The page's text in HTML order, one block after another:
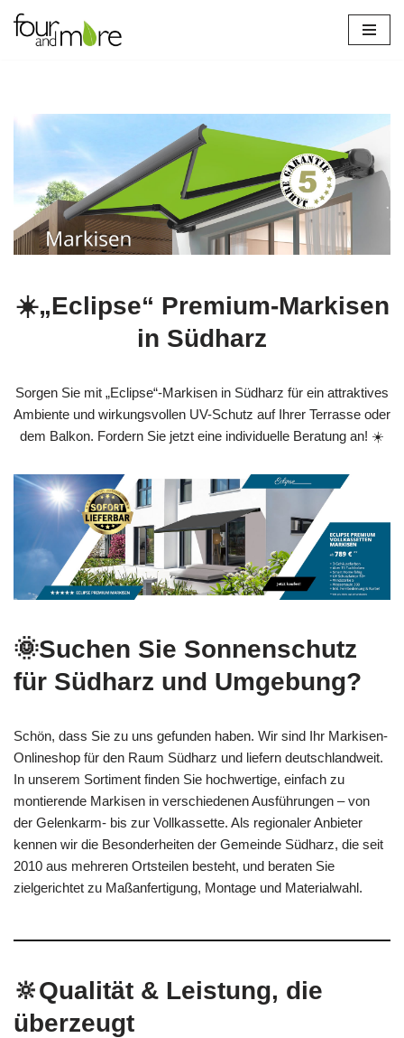
Zum
☀️„Eclipse“ Premium-Markisen
in Südharz
Sorgen Sie mit „Eclipse“-Markisen in Südharz für ein attraktives
Ambiente und wirkungsvollen UV-Schutz auf Ihrer Terrasse oder
dem Balkon. Fordern Sie jetzt eine individuelle Beratung an! ☀️
🌞Suchen Sie Sonnenschutz
für Südharz und Umgebung?
Schön, dass Sie zu uns gefunden haben. Wir sind Ihr Markisen-
Onlineshop für den Raum Südharz und liefern deutschlandweit.
In unserem Sortiment finden Sie hochwertige, einfach zu
montierende Markisen in verschiedenen Ausführungen – von
der Gelenkarm- bis zur Vollkassette. Als regionaler Anbieter
kennen wir die Besonderheiten der Gemeinde Südharz, die seit
2010 aus mehreren Ortsteilen besteht, und beraten Sie
zielgerichtet zu Maßanfertigung, Montage und Materialwahl.
🔆Qualität & Leistung, die
überzeugt